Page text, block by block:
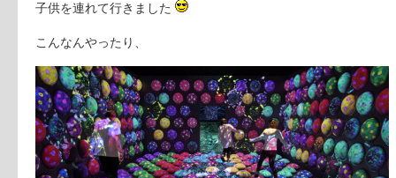
子供を連れて行きました
こんなんやったり、